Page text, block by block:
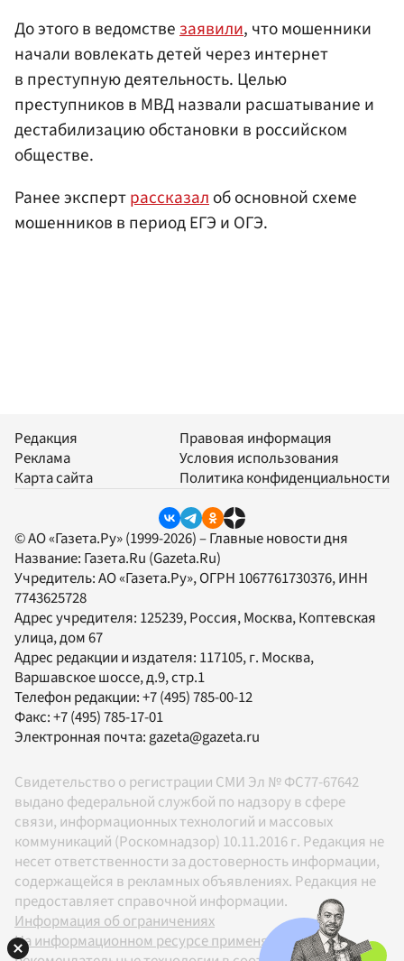
До этого в ведомствезаявили, что мошенники
начали вовлекать детей через интернет
в преступную деятельность. Целью
преступников в МВД назвали расшатывание и
дестабилизацию обстановки в российском
обществе.
Ранее экспертрассказалоб основной схеме
мошенников в период ЕГЭ и ОГЭ.
Редакция
Реклама
Карта сайта
Правовая информация
Условия использования
Политика конфиденциальности
© АО «Газета.Ру» (1999-2026) – Главные новости дня
Название: Газета.Ru (Gazeta.Ru)
Учредитель:АО «Газета.Ру», ОГРН 1067761730376, ИНН
7743625728
Адрес учредителя: 125239, Россия, Москва, Коптевская
улица, дом 67
Адрес редакции и издателя: 117105, г. Москва,
Варшавское шоссе, д.9, стр.1
Телефон редакции:+7 (495) 785-00-12
Факс:+7 (495) 785-17-01
Электронная почта: gazeta@gazeta.ru
Свидетельство о регистрации СМИ Эл № ФС77-67642
выдано федеральной службой по надзору в сфере
связи, информационных технологий и массовых
коммуникаций (Роскомнадзор) 10.11.2016 г. Редакция не
несет ответственности за достоверность информации,
содержащейся в рекламных объявлениях. Редакция не
предоставляет справочной информации.
Информация об ограничениях
На информационном ресурсе применяются